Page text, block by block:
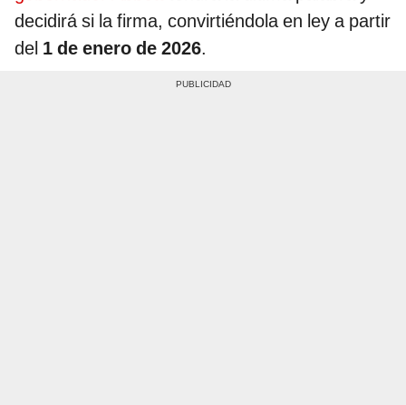
decidirá si la firma, convirtiéndola en ley a partir
del 1 de enero de 2026.